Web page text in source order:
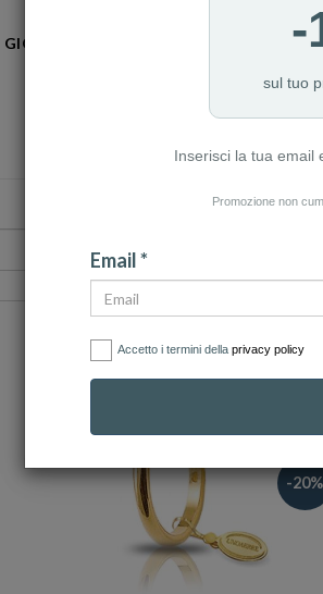
GIOIELLERIA GIOIELLI MODA
-20%
-
sul tuo
Inserisci la tua email
Promozione non
Email *
Accetto i termini della privacy policy